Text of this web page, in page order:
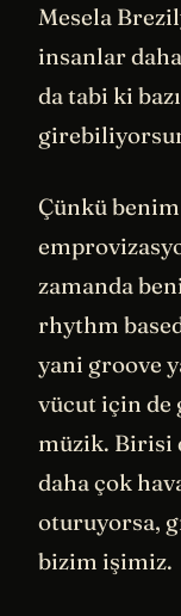
Mesela
insanlar
da tabi ki
Çünkü
zamanda
rhythm
yani groove
vücut için de
müzik. Birisi
daha çok
oturuyorsa,
bizim işimiz.